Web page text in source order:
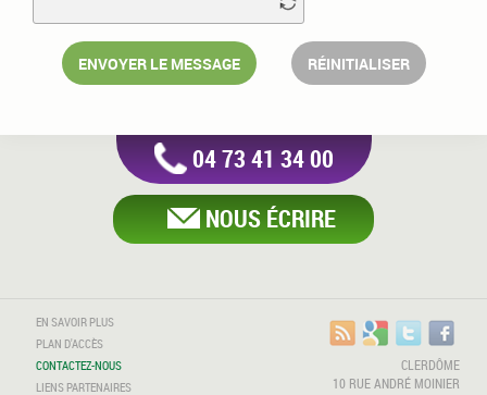
ENVOYER LE MESSAGE RÉINITIALISER
04 73 41 34 00
NOUS ÉCRIRE
EN SAVOIR PLUS
PLAN D'ACCÈS
CONTACTEZ-NOUS
LIENS PARTENAIRES
CLERDÔME
10 RUE ANDRÉ MOINIER